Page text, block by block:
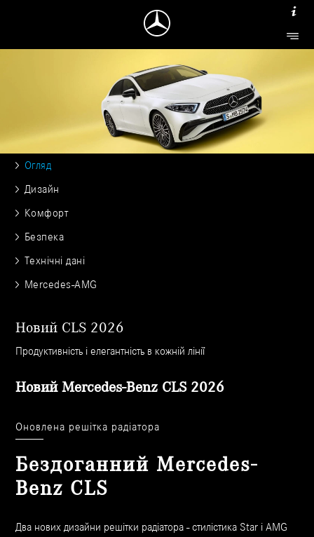
Огляд
Дизайн
Комфорт
Безпека
Технічні дані
Mercedes-AMG
Новий CLS 2026
Продуктивність і елегантність в кожній лінії
Новий Mercedes-Benz CLS 2026
Оновлена ​​решітка радіатора
Бездоганний Mercedes-
Benz CLS
Два нових дизайни решітки радіатора - стилістика Star і AMG